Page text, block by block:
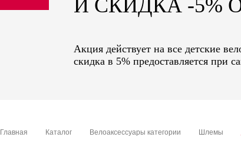
sale
И СКИДКА -5%
Акция действует на все детские
скидка в 5% предоставляется при
Главная Каталог Велоаксессуары категории Шлемы